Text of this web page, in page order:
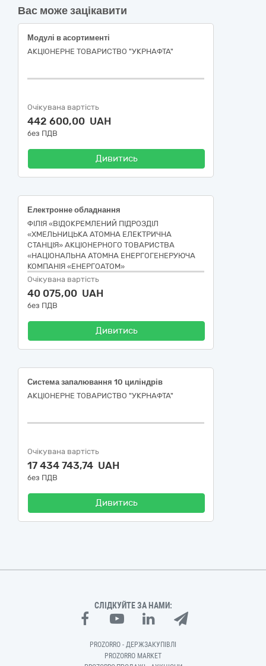
Вас може зацікавити
Модулі в асортименті
АКЦІОНЕРНЕ ТОВАРИСТВО "УКPНAФТА"
Очікувана вартість
442 600,00 UAH
без ПДВ
Дивитись
Електронне обладнання
ФІЛІЯ «ВІДОКРЕМЛЕНИЙ ПІДРОЗДІЛ
«ХМЕЛЬНИЦЬКА АТОМНА ЕЛЕКТРИЧНА
СТАНЦІЯ» АКЦІОНЕРНОГО ТОВАРИСТВА
«НАЦІОНАЛЬНА АТОМНА ЕНЕРГОГЕНЕРУЮЧА
КОМПАНІЯ «ЕНЕРГОАТОМ»
Очікувана вартість
40 075,00 UAH
без ПДВ
Дивитись
Система запалювання 10 циліндрів
АКЦІОНЕРНЕ ТОВАРИСТВО "УКPНAФТА"
Очікувана вартість
17 434 743,74 UAH
без ПДВ
Дивитись
СЛІДКУЙТЕ ЗА НАМИ:
PROZORRO - ДЕРЖЗАКУПІВЛІ
PROZORRO MARKET